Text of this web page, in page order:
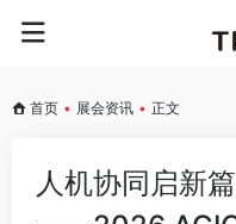
首页 • 展会资讯 • 正文
人机协同启新